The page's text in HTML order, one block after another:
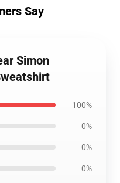
Say
Simon
100%
0%
0%
0%